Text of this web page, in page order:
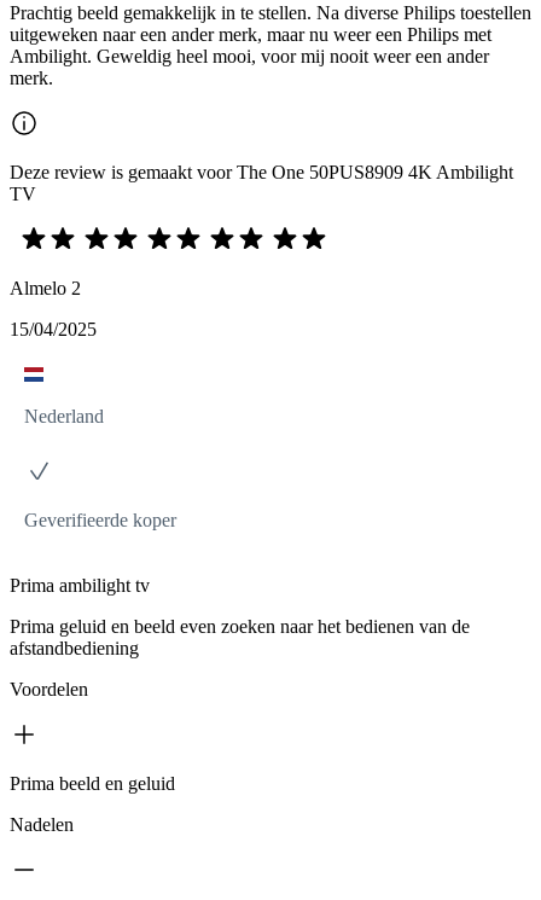
Prachtig beeld gemakkelijk in te stellen. Na diverse Philips toestellen
uitgeweken naar een ander merk, maar nu weer een Philips met
Ambilight. Geweldig heel mooi, voor mij nooit weer een ander
merk.
Deze review is gemaakt voor The One 50PUS8909 4K Ambilight
TV
Almelo 2
15/04/2025
Nederland
Geverifieerde koper
Prima ambilight tv
Prima geluid en beeld even zoeken naar het bedienen van de
afstandbediening
Voordelen
Prima beeld en geluid
Nadelen